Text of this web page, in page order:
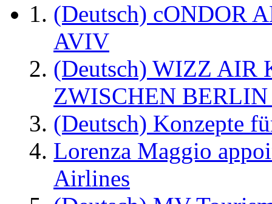
(Deutsch) cONDOR
AVIV
(Deutsch) WIZZ AIR
ZWISCHEN
(Deutsch) Konzepte
Lorenza Maggio
Airlines